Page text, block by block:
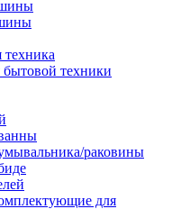
бытовой техники
раковины
для